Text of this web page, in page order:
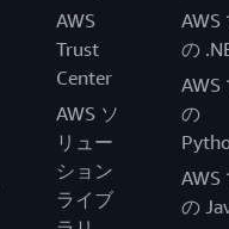
AWS
Trust
Center
AWS ソ
リュー
ション
ライブ
AWS
の
AWS
の
AWS
の